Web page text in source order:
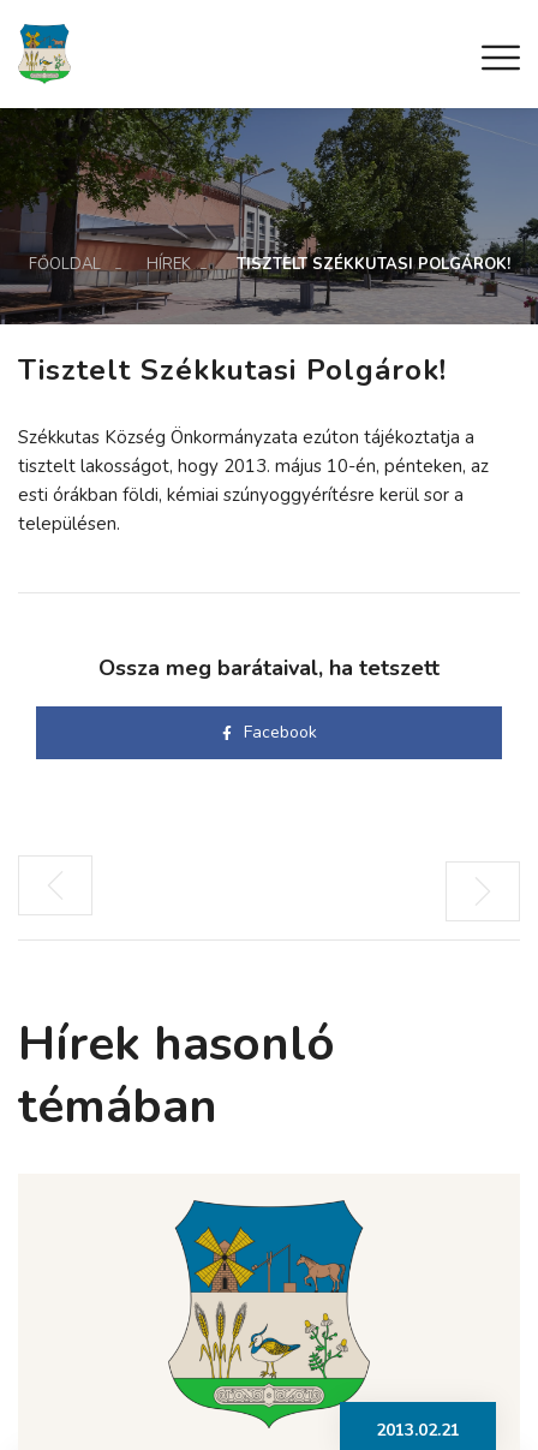
FŐOLDAL HÍREK TISZTELT SZÉKKUTASI POLGÁROK!
Tisztelt Székkutasi Polgárok!
Székkutas Község Önkormányzata ezúton tájékoztatja a
tisztelt lakosságot, hogy 2013. május 10-én, pénteken, az
esti órákban földi, kémiai szúnyoggyérítésre kerül sor a
településen.
Ossza meg barátaival, ha tetszett
Facebook
Hírek hasonló
témában
2013.02.21